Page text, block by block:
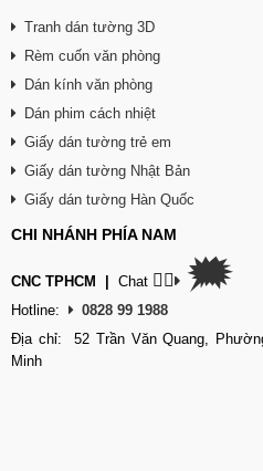
Tranh dán tường 3D
Rèm cuốn văn phòng
Dán kính văn phòng
Dán phim cách nhiệt
Giấy dán tường trẻ em
Giấy dán tường Nhật Bản
Giấy dán tường Hàn Quốc
CHI NHÁNH PHÍA NAM
CNC TPHCM Chat 👉🏽 🗯
Hotline:
0828 99 1988
Địa chỉ: 52 Trần Văn Quang,
Minh